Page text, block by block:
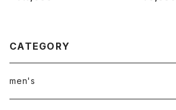
CATEGORY
men's